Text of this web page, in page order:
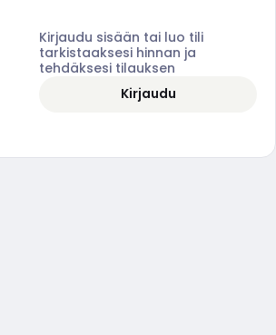
Kirjaudu sisään tai luo tili
tarkistaaksesi hinnan ja
tehdäksesi tilauksen
Kirjaudu